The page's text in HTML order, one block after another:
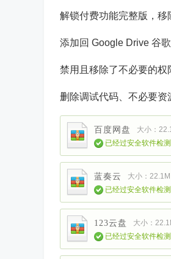
解锁付费功能完整版，移
添加回 Google Drive 谷
禁用且移除了不必要的
删除调试代码、不必要
百度网盘
大小：
已经过安全软件检
蓝奏云
大小：22.1M
已经过安全软件检
123云盘
大小：
已经过安全软件检